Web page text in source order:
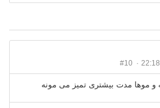
#10
موها مدت بیشتری تمیز می مونه